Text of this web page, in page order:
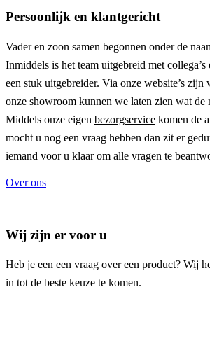
Persoonlijk en klantgericht
Vader en zoon samen begonnen onder de
Inmiddels is het team uitgebreid met
een stuk uitgebreider. Via onze website’s zijn
onze showroom kunnen we laten zien wat de
Middels onze eigen bezorgservice komen de
mocht u nog een vraag hebben dan zit er
iemand voor u klaar om alle vragen te
Over ons
Wij zijn er voor u
Heb je een een vraag over een product? Wij
in tot de beste keuze te komen.